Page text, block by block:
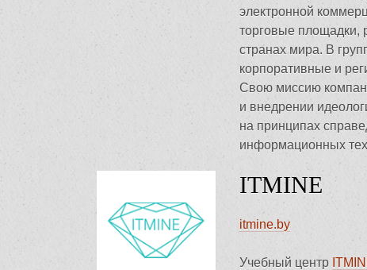
электронной
торговые площадки,
странах мира. В
корпоративные и
Свою миссию
и внедрении
на принципах
информационных
ITMINE
itmine.by
Учебный центр